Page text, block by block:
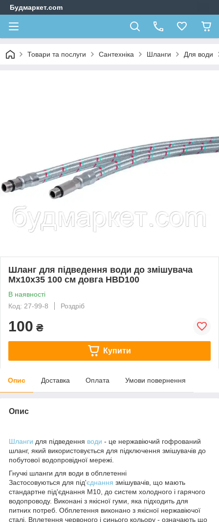
Будмаркет.com
Товари та послуги Сантехніка Шланги Для води
Шланг для підведення води до змішувача
Мх10х35 100 см довга HBD100
В наявності
Код: 27-99-8
Роздріб
100 ₴
Купити
Опис Доставка Оплата Умови повернення
Опис
Шланги для підведення води - це нержавіючий гофрований
шланг, який використовується для підключення змішувачів до
побутової водопровідної мережі.
Гнучкі шланги для води в обплетенні
Застосовуються для під'єднання змішувачів, що мають
стандартне під'єднання М10, до систем холодного і гарячого
водопроводу. Виконані з якісної гуми, яка підходить для
питних потреб. Обплетення виконано з якісної нержавіючої
сталі. Вплетення червоного і синього кольору - означають що